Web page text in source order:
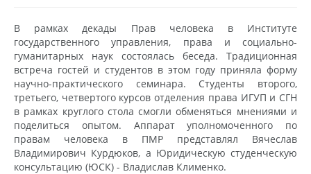
В рамках декады Прав человека в Институте
государственного управления, права и социально-
гуманитарных наук состоялась беседа. Традиционная
встреча гостей и студентов в этом году приняла форму
научно-практического семинара. Студенты второго,
третьего, четвертого курсов отделения права ИГУП и СГН
в рамках круглого стола смогли обменяться мнениями и
поделиться опытом. Аппарат уполномоченного по
правам человека в ПМР представлял Вячеслав
Владимирович Курдюков, а Юридическую студенческую
консультацию (ЮСК) - Владислав Клименко.